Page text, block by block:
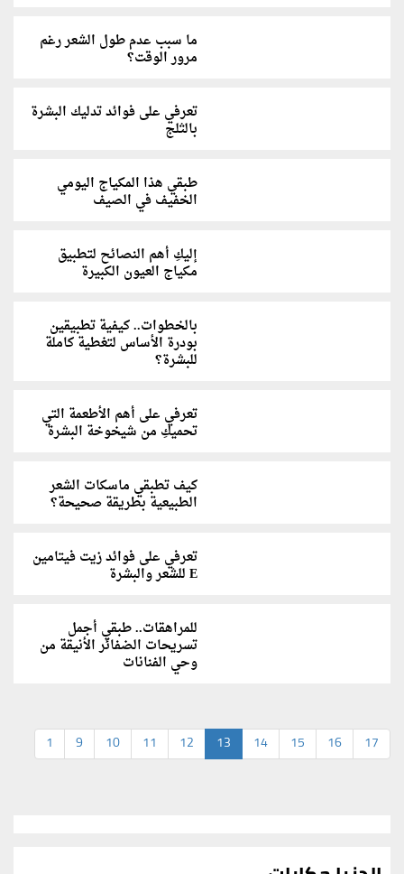
ما سبب عدم طول الشعر رغم
مرور الوقت؟
تعرفي على فوائد تدليك البشرة
بالثلج
طبقي هذا المكياج اليومي
الخفيف في الصيف
إليكِ أهم النصائح لتطبيق
مكياج العيون الكبيرة
بالخطوات.. كيفية تطبيقين
بودرة الأساس لتغطية كاملة
للبشرة؟
تعرفي على أهم الأطعمة التي
تحميكِ من شيخوخة البشرة
كيف تطبقي ماسكات الشعر
الطبيعية بطريقة صحيحة؟
تعرفي على فوائد زيت فيتامين
E للشعر والبشرة
للمراهقات.. طبقي أجمل
تسريحات الضفائر الأنيقة من
وحي الفنانات
1 9 10 11 12 13 14 15 16 17